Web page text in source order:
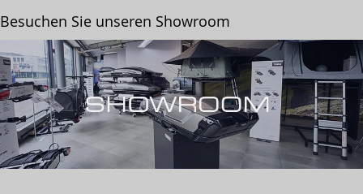
Besuchen Sie unseren Showroom